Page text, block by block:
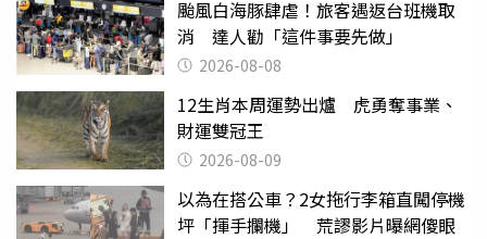
颱風白海豚肆虐！旅客遇返台班機取
消 達人勸「這件事要先做」
2026-08-08
12生肖本周運勢出爐 虎勇奪事業、
財運雙冠王
2026-08-09
以為在搭公車？2女拖行李箱直闖停機
坪「揮手攔機」 荒謬影片曝網傻眼